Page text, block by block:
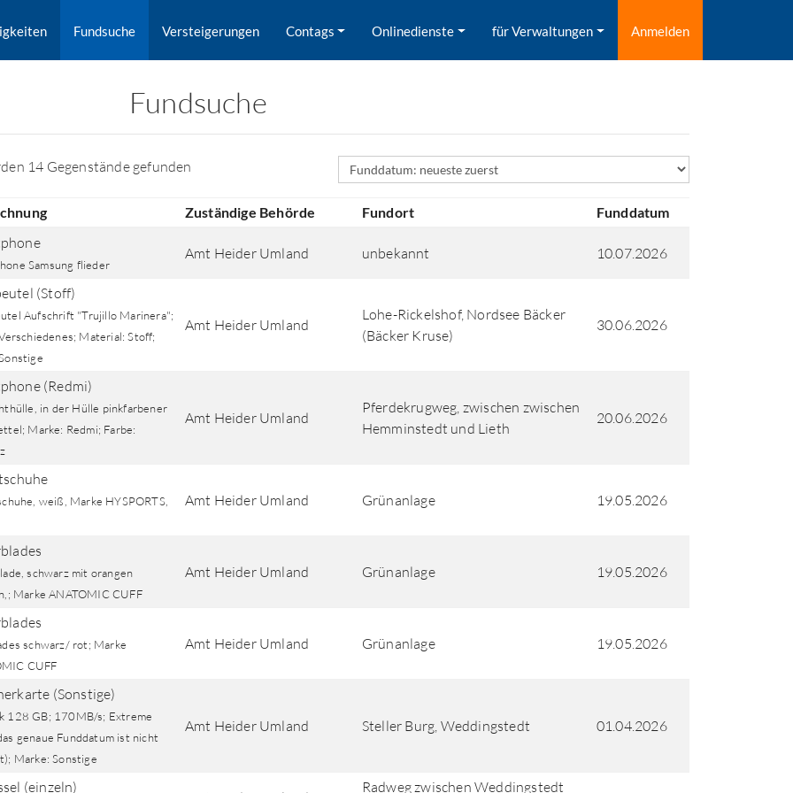
Fundsuche Versteigerungen Contags Onlinedienste für Verwaltungen Anmelden
Fundsuche
nach Orten gesucht.
14 Gegenstände gefunden Sortierfeld
Zuständige Behörde Fundort Funddatum
Samsung flieder
Amt Heider Umland unbekannt 10.07.2026
(Stoff)
Aufschrift "Trujillo Marinera";
Material: Stoff;
Amt Heider Umland
Lohe-Rickelshof, Nordsee Bäcker
(Bäcker Kruse)
30.06.2026
(Redmi)
in der Hülle pinkfarbener
Marke: Redmi; Farbe:
Amt Heider Umland
Pferdekrugweg, zwischen zwischen
Hemminstedt und Lieth
20.06.2026
weiß, Marke HYSPORTS,
Amt Heider Umland Grünanlage 19.05.2026
schwarz mit orangen
Marke ANATOMIC CUFF
Amt Heider Umland Grünanlage 19.05.2026
schwarz/ rot; Marke
CUFF
Amt Heider Umland Grünanlage 19.05.2026
(Sonstige)
128 GB; 170MB/s; Extreme
genaue Funddatum ist nicht
Marke: Sonstige
Amt Heider Umland Steller Burg, Weddingstedt 01.04.2026
(einzeln) Radweg zwischen Weddingstedt